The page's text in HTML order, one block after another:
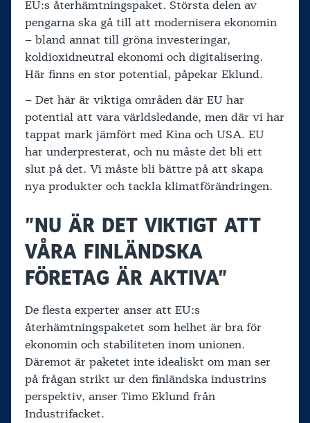
EU:s återhämtningspaket. Största delen av
pengarna ska gå till att modernisera ekonomin
– bland annat till gröna investeringar,
koldioxidneutral ekonomi och digitalisering.
Här finns en stor potential, påpekar Eklund.
– Det här är viktiga områden där EU har
potential att vara världsledande, men där vi har
tappat mark jämfört med Kina och USA. EU
har underpresterat, och nu måste det bli ett
slut på det. Vi måste bli bättre på att skapa
nya produkter och tackla klimatförändringen.
”NU ÄR DET VIKTIGT ATT
VÅRA FINLÄNDSKA
FÖRETAG ÄR AKTIVA”
De flesta experter anser att EU:s
återhämtningspaketet som helhet är bra för
ekonomin och stabiliteten inom unionen.
Däremot är paketet inte idealiskt om man ser
på frågan strikt ur den finländska industrins
perspektiv, anser Timo Eklund från
Industrifacket.